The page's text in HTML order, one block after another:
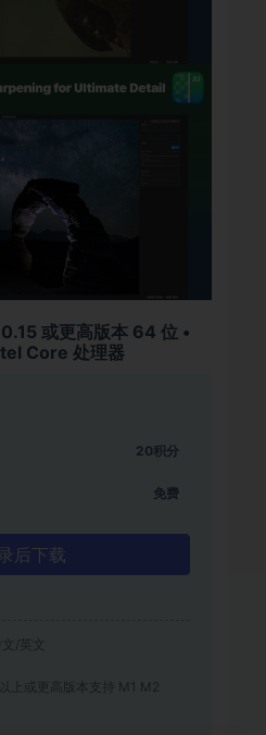
或更高版本 64 位 •
Core 处理器
20积分
免费
后下载
/英文
上或更高版本支持 M1 M2